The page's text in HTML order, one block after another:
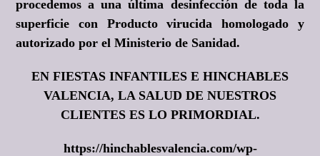
procedemos a una última desinfección de toda la
superficie con Producto virucida homologado y
autorizado por el Ministerio de Sanidad.
EN FIESTAS INFANTILES E HINCHABLES
VALENCIA, LA SALUD DE NUESTROS
CLIENTES ES LO PRIMORDIAL.
https://hinchablesvalencia.com/wp-